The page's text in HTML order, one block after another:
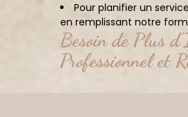
Pour planifier un
en remplissant notre
Besoin de Plus
Professionnel et